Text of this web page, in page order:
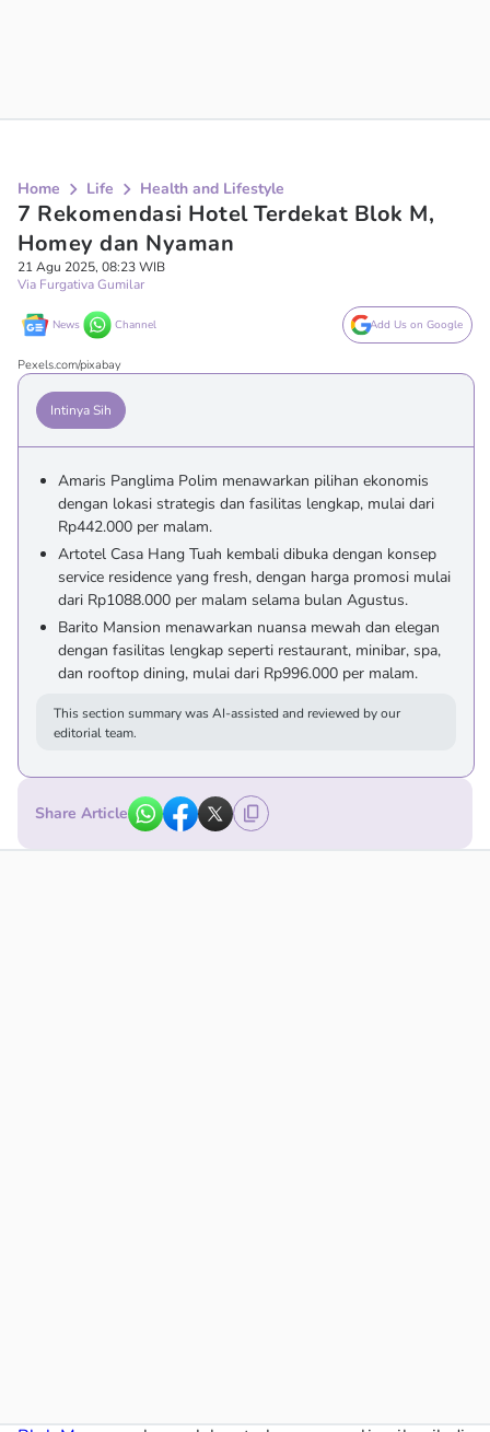
Home Life Health and Lifestyle
7 Rekomendasi Hotel Terdekat Blok M,
Homey dan Nyaman
21 Agu 2025, 08:23 WIB
Via Furgativa Gumilar
News Channel Add Us on Google
Pexels.com/pixabay
Intinya Sih
Amaris Panglima Polim menawarkan pilihan ekonomis
dengan lokasi strategis dan fasilitas lengkap, mulai dari
Rp442.000 per malam.
Artotel Casa Hang Tuah kembali dibuka dengan konsep
service residence yang fresh, dengan harga promosi mulai
dari Rp1088.000 per malam selama bulan Agustus.
Barito Mansion menawarkan nuansa mewah dan elegan
dengan fasilitas lengkap seperti restaurant, minibar, spa,
dan rooftop dining, mulai dari Rp996.000 per malam.
This section summary was AI-assisted and reviewed by our
editorial team.
Share Article